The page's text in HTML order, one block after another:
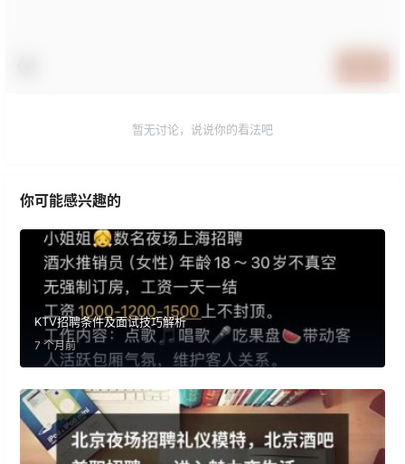
暂无讨论，说说你的看法吧
你可能感兴趣的
KTV招聘条件及面试技巧解析
7 个月前